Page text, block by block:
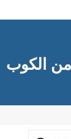
من الكوب